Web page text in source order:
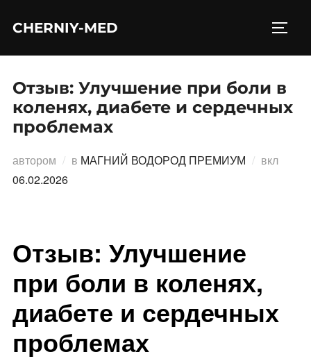
CHERNIY-MED
Отзыв: Улучшение при боли в
коленях, диабете и сердечных
проблемах
автором в МАГНИЙ ВОДОРОД ПРЕМИУМ вкл
06.02.2026
Отзыв: Улучшение
при боли в коленях,
диабете и сердечных
проблемах